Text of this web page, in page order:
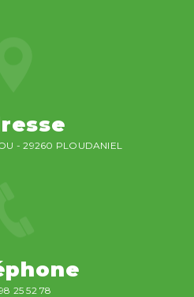
- 29260 PLOUDANIEL
25 52 78